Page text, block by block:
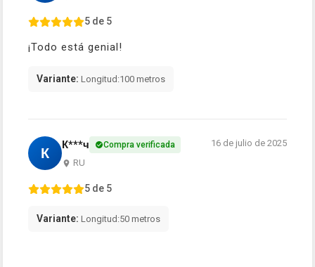
5 de 5
¡Todo está genial!
Variante: Longitud:100 metros
К К***ч Compra verificada
RU
16 de julio de 2025
5 de 5
Variante: Longitud:50 metros